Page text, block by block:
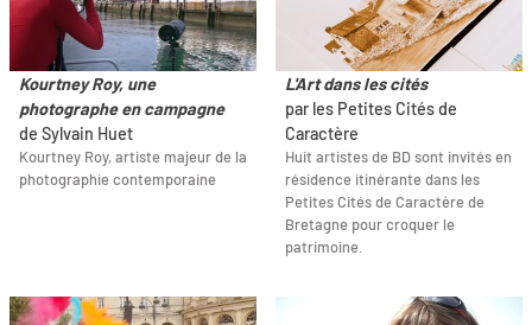
Kourtney Roy, une
photographe en campagne
de Sylvain Huet
Kourtney Roy, artiste majeur de la
photographie contemporaine
L'Art dans les cités
par les Petites Cités de
Caractère
Huit artistes de BD sont invités en
résidence itinérante dans les
Petites Cités de Caractère de
Bretagne pour croquer le
patrimoine.